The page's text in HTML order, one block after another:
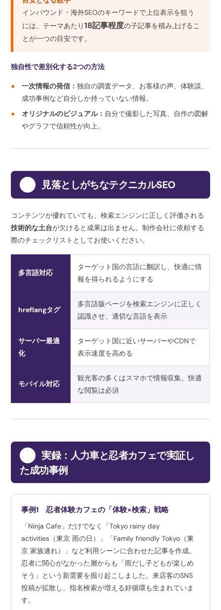
インバウンド・海外SEOのキーワードで上位表示を狙う
には、テーマあたり18記事程度の子記事を積み上げるこ
とが一つの目安です。
独自性で差別化する2つの方法
● 一次情報の発信：独自の調査データ、お客様の声、体験談、
成功事例など自分しか持っていない情報。
●
オリジナルのビジュアル： 自分で撮影した写真、自作の図解
やグラフで信頼性が向上。
見落としがちなテクニカルSEO
コンテンツが優れていても、検索エンジンに正しく評価される
技術的な土台が欠けると成果は出ません。制作会社に依頼する
際のチェックリストとしてお使いください。
多言語対応
ターゲット国の言語に翻訳し、快適に情
報を得られるようにする
hreflangタグ
多言語版ページを検索エンジンに正しく
認識させ、適切な言語を表示
サーバー最適
化
ターゲット国に近いサーバーやCDNで
表示速度を高める
モバイル対応
観光客の多くはスマホで情報収集。快適
な閲覧は必須
実録：人力車と忍者カフェで実証し
た成功事例
事例1 忍者体験カフェの「体験×検索」戦略
「Ninja Cafe」だけでなく「Tokyo rainy day
activities（東京 雨の日）」「Family friendly Tokyo（東
京 家族連れ）」など利用シーンに合わせた記事を作成。
忍者に関心がなかった層からも「雨だし子どもが楽しめ
そう」という新需要を掘り起こしました。来店客のSNS
投稿が拡散し、指名検索が増える好循環も生まれていま
す。